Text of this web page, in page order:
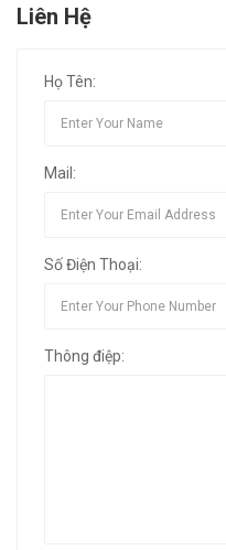
Liên Hệ
Họ Tên:
Mail:
Số Điện Thoại:
Thông điệp: